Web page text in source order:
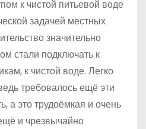
к чистой питьевой воде
задачей местных
значительно
стали подключать к
к чистой воде. Легко
требовалось ещё эти
а это трудоёмкая и очень
и чрезвычайно